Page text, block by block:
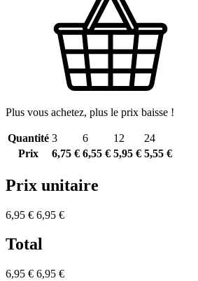
Plus vous achetez, plus le prix baisse !
Quantité 3 6 12
24
Prix
6,75 € 6,55 € 5,95 € 5,55 €
Prix unitaire
6,95 € 6,95 €
Total
6,95 € 6,95 €